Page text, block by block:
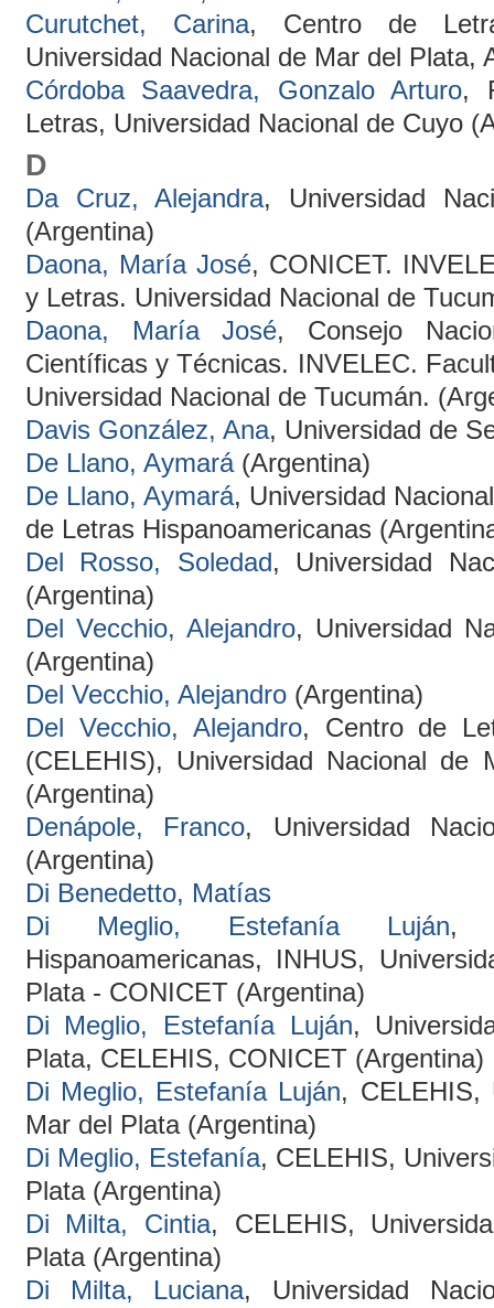
Curutchet, Carina, Centro de
Universidad Nacional de Mar del Plata,
Córdoba Saavedra, Gonzalo Arturo,
Letras, Universidad Nacional de Cuyo
D
Da Cruz, Alejandra, Universidad
(Argentina)
Daona, María José, CONICET.
y Letras. Universidad Nacional de
Daona, María José, Consejo
Científicas y Técnicas. INVELEC.
Universidad Nacional de Tucumán.
Davis González, Ana, Universidad de
De Llano, Aymará(Argentina)
De Llano, Aymará, Universidad
de Letras Hispanoamericanas
Del Rosso, Soledad, Universidad
(Argentina)
Del Vecchio, Alejandro, Universidad
(Argentina)
Del Vecchio, Alejandro(Argentina)
Del Vecchio, Alejandro, Centro de
(CELEHIS), Universidad Nacional de
(Argentina)
Denápole, Franco, Universidad
(Argentina)
Di Benedetto, Matías
Di Meglio, Estefanía Luján,
Hispanoamericanas, INHUS,
Plata - CONICET (Argentina)
Di Meglio, Estefanía Luján,
Plata, CELEHIS, CONICET (Argentina)
Di Meglio, Estefanía Luján, CELEHIS,
Mar del Plata (Argentina)
Di Meglio, Estefanía, CELEHIS,
Plata (Argentina)
Di Milta, Cintia, CELEHIS,
Plata (Argentina)
Di Milta, Luciana, Universidad